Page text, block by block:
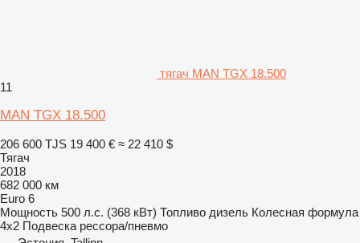
тягач MAN TGX 18.500
11
MAN TGX 18.500
206 600 TJS 19 400 € ≈ 22 410 $
Тягач
2018
682 000 км
Euro 6
Мощность 500 л.с. (368 кВт) Топливо дизель Колесная формула
4x2 Подвеска рессора/пневмо